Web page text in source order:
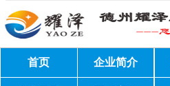
首页 企业简介